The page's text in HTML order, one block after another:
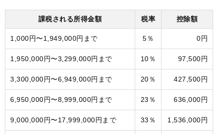
課税される所得金額 税率 控除額
1,000円〜1,949,000円まで 5％ 0円
1,950,000円〜3,299,000円まで 10％ 97,500円
3,300,000円〜6,949,000円まで 20％ 427,500円
6,950,000円〜8,999,000円まで 23％ 636,000円
9,000,000円〜17,999,000円まで 33％ 1,536,000円